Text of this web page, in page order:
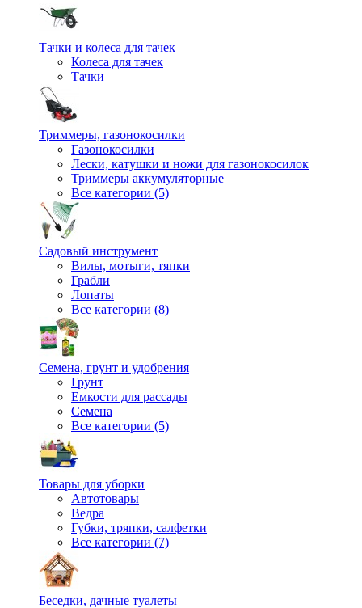
Тачки и колеса для тачек
Колеса для тачек
Тачки
Триммеры, газонокосилки
Газонокосилки
Лески, катушки и ножи для газонокосилок
Триммеры аккумуляторные
Все категории (5)
Садовый инструмент
Вилы, мотыги, тяпки
Грабли
Лопаты
Все категории (8)
Семена, грунт и удобрения
Грунт
Емкости для рассады
Семена
Все категории (5)
Товары для уборки
Автотовары
Ведра
Губки, тряпки, салфетки
Все категории (7)
Беседки, дачные туалеты